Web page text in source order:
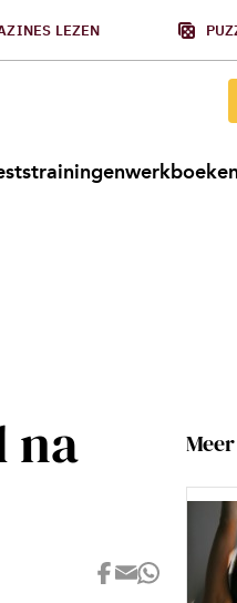
LEZEN
trainingen
na